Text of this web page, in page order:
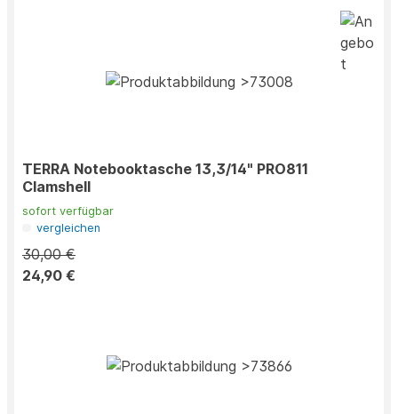
TERRA Notebooktasche 13,3/14" PRO811
Clamshell
sofort verfügbar
vergleichen
30,00 €
24,90 €